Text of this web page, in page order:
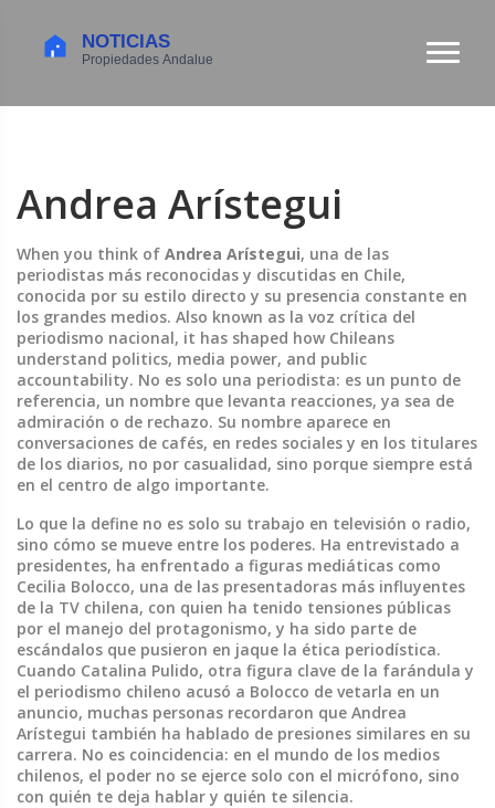
Andrea Arístegui
When you think of Andrea Arístegui, una de las
periodistas más reconocidas y discutidas en Chile,
conocida por su estilo directo y su presencia constante en
los grandes medios. Also known as la voz crítica del
periodismo nacional, it has shaped how Chileans
understand politics, media power, and public
accountability. No es solo una periodista: es un punto de
referencia, un nombre que levanta reacciones, ya sea de
admiración o de rechazo. Su nombre aparece en
conversaciones de cafés, en redes sociales y en los titulares
de los diarios, no por casualidad, sino porque siempre está
en el centro de algo importante.
Lo que la define no es solo su trabajo en televisión o radio,
sino cómo se mueve entre los poderes. Ha entrevistado a
presidentes, ha enfrentado a figuras mediáticas como
Cecilia Bolocco, una de las presentadoras más influyentes
de la TV chilena, con quien ha tenido tensiones públicas
por el manejo del protagonismo, y ha sido parte de
escándalos que pusieron en jaque la ética periodística.
Cuando Catalina Pulido, otra figura clave de la farándula y
el periodismo chileno acusó a Bolocco de vetarla en un
anuncio, muchas personas recordaron que Andrea
Arístegui también ha hablado de presiones similares en su
carrera. No es coincidencia: en el mundo de los medios
chilenos, el poder no se ejerce solo con el micrófono, sino
con quién te deja hablar y quién te silencia.